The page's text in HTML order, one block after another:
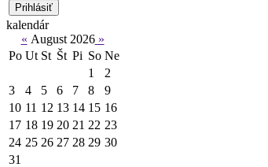
kalendár
« August 2026»
Po Ut St Št Pi So Ne
1
2
3
4 5 6 7 8
9
10 11 12 13 14 15 16
17 18 19 20 21 22 23
24 25 26 27 28 29 30
31